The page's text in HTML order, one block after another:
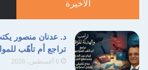
الأخيرة
د. عدنان منصور
تراجع أم تأهّب
6 أغسطس، 2026